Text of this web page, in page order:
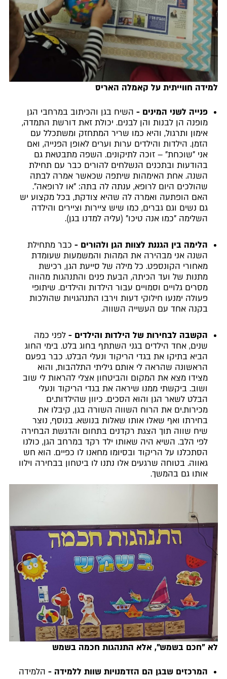
למידה חווייתית על קאמלה האריס
פנייה לשני המינים -השיח בגן והכיתוב במרחבי הגן
מופנה הן לבנות והן לבנים. יכולת זאת דורשת התמדה,
אימון ותרגול, והיא כמו שריר המתחזק ומשתכלל עם
הזמן. הילדות והילדים ערות וערים לאופן הפנייה, ואם
אני "שוכחת" – זוכה לתיקונים. השפה מתבטאת גם
בהודעות ובתכנים הנשלחים להורים כבר עם תחילת
השנה. אחת האימהות שיתפה שכאשר אמרה לבתה
שהולכים היום לרופא, ענתה לה בתה: "או לרופאה".
האם הופתעה ואמרה לה שהיא צודקת, בכל מקצוע יש
גם נשים וגם גברים, כמו שיש ציירות וציירים והילדה
השלימה "כמו אנה טיכו" (עליה למדנו בגן).
הלימה בין הגננת לצוות הגן ולהורים -כבר מתחילת
השנה אני מבהירה את המהות והמשמעות שעומדת
מאחורי הקונספט. כל מילה של סייעת הגן, רכישת
מתנות של ועד הכיתה, הבעת פנים והתנהגות מהווה
מסרים גלויים וסמויים עבור הילדות והילדים. שיתופי
פעולה ימנעו חילוקי דעות וירבו התנהגויות שהולכות
בקנה אחד עם העשייה השווה.
הקשבה לבחירות של הילדות והילדים -לפני כמה
שנים, אחד הילדים בגני השתתף בחוג בלט. בימי החוג
הביא בתיקו את בגדי הריקוד ונעלי הבלט. כבר בפעם
הראשונה שהראה לי אותם גיליתי התלהבות, והוא
מצידו מצא את המקום והביטחון אצלי להראות לי שוב
ושוב. ביקשתי ממנו שיראה את בגדי הריקוד ונעלי
הבלט לשאר הגן והוא הסכים. כיוון שהילדות.ים
מכירות.ים את הרוח השווה השורה בגן, קיבלו את
בחירתו ואף שאלו אותו שאלות בנושא. בנוסף, נוצר
שיח שווה תוך הצגת רקדנים בתחום והדגשת הבחירה
לפי הלב. השיא היה שאותו ילד רקד במרחב הגן, כולנו
הסתכלנו על הריקוד ובסיומו מחאנו לו כפיים. הוא חש
גאווה. בטוחה שרגעים אלו נתנו לו ביטחון בבחירה וילוו
אותו גם בהמשך.
לא "חכם בשמש", אלא התנהגות חכמה בשמש
המרכזים שבגן הם הזדמנויות שוות ללמידה -הלמידה